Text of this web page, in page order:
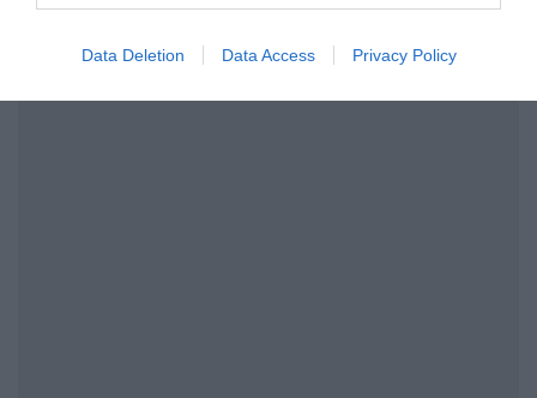
functionality and fraud prevention, and other
Data Deletion Data Access Privacy Policy